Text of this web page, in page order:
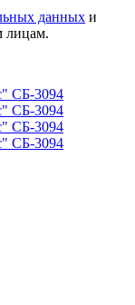
данных и
лицам.